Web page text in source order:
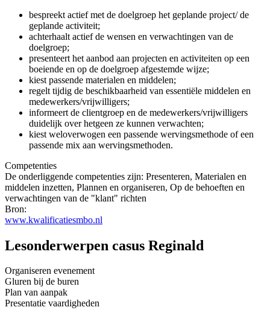
bespreekt actief met de doelgroep het geplande project/ de
geplande activiteit;
achterhaalt actief de wensen en verwachtingen van de
doelgroep;
presenteert het aanbod aan projecten en activiteiten op een
boeiende en op de doelgroep afgestemde wijze;
kiest passende materialen en middelen;
regelt tijdig de beschikbaarheid van essentiële middelen en
medewerkers/vrijwilligers;
informeert de clientgroep en de medewerkers/vrijwilligers
duidelijk over hetgeen ze kunnen verwachten;
kiest weloverwogen een passende wervingsmethode of een
passende mix aan wervingsmethoden.
Competenties
De onderliggende competenties zijn: Presenteren, Materialen en
middelen inzetten, Plannen en organiseren, Op de behoeften en
verwachtingen van de "klant" richten
Bron:
www.kwalificatiesmbo.nl
Lesonderwerpen casus Reginald
Organiseren evenement
Gluren bij de buren
Plan van aanpak
Presentatie vaardigheden